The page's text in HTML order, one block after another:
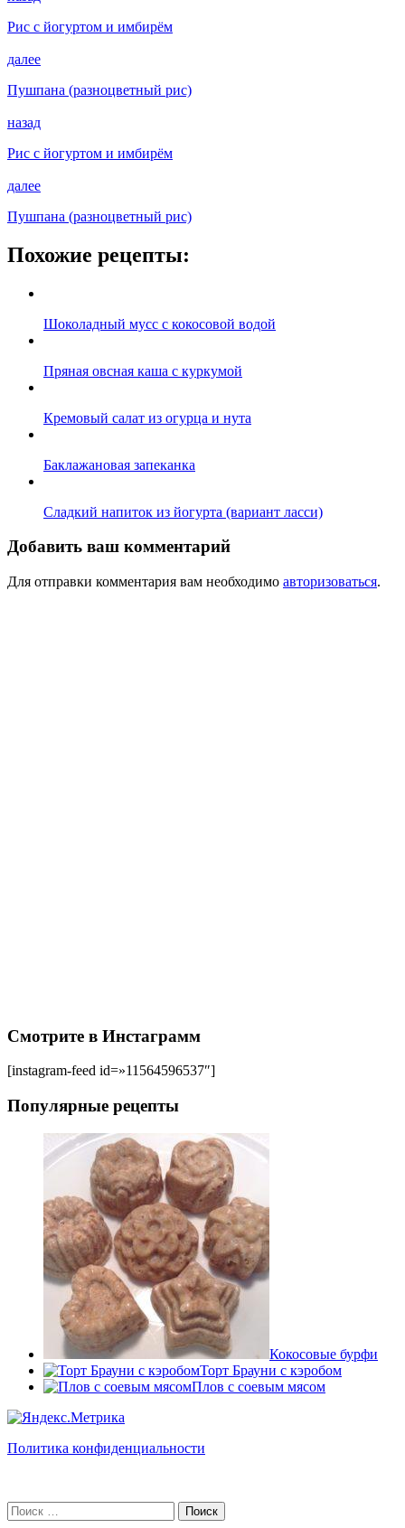
Рис с йогуртом и имбирём
далее
Пушпана (разноцветный рис)
назад
Рис с йогуртом и имбирём
далее
Пушпана (разноцветный рис)
Похожие рецепты:
Шоколадный мусс с кокосовой водой
Пряная овсная каша с куркумой
Кремовый салат из огурца и нута
Баклажановая запеканка
Сладкий напиток из йогурта (вариант ласси)
Добавить ваш комментарий
Для отправки комментария вам необходимо авторизоваться.
Смотрите в Инстаграмм
[instagram-feed id=»11564596537″]
Популярные рецепты
Кокосовые бурфи
Торт Брауни с кэробом
Плов с соевым мясом
Политика конфиденциальности